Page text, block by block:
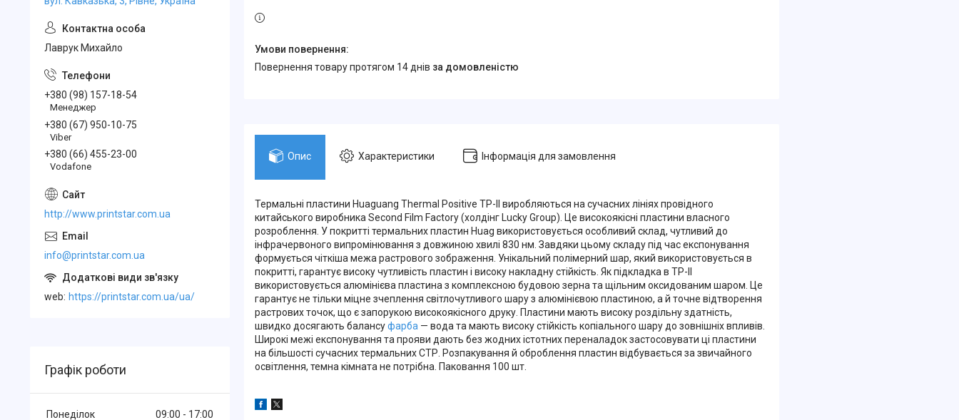
повернення товару протягом 14 днів за домовленістю
Опис Характеристики Інформація для замовлення
Термальні пластини Huaguang Thermal Positive TP-II виробляються на сучасних лініях провідного
китайського виробника Second Film Factory (холдінг Lucky Group). Це високоякісні пластини власного
розроблення. У покритті термальних пластин Huag використовується особливий склад, чутливий до
інфрачервоного випромінювання з довжиною хвилі 830 нм. Завдяки цьому складу під час експонування
формується чіткіша межа растрового зображення. Унікальний полімерний шар, який використовується в
покритті, гарантує високу чутливість пластин і високу накладну стійкість. Як підкладка в ТР-II
використовується алюмінієва пластина з комплексною будовою зерна та щільним оксидованим шаром. Це
гарантує не тільки міцне зчеплення світлочутливого шару з алюмінієвою пластиною, а й точне відтворення
растрових точок, що є запорукою високоякісного друку. Пластини мають високу роздільну здатність,
швидко досягають балансуфарба — вода та мають високу стійкість копіального шару до зовнішніх впливів.
Широкі межі експонування та прояви дають без жодних істотних переналадок застосовувати ці пластини
на більшості сучасних термальних СТР. Розпакування й оброблення пластин відбувається за звичайного
освітлення, темна кімната не потрібна. Паковання 100 шт.
Лаврук Михайло
+380 (98) 157-18-54
Менеджер
+380 (67) 950-10-75
Viber
+380 (66) 455-23-00
Vodafone
http://www.printstar.com.ua
info@printstar.com.ua
web https://printstar.com.ua/ua/
Графік роботи
Понеділок 09:00
17:00